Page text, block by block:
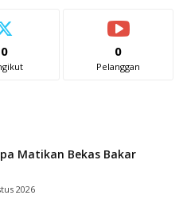
0 0
Pelanggan
Matikan Bekas Bakar
2026